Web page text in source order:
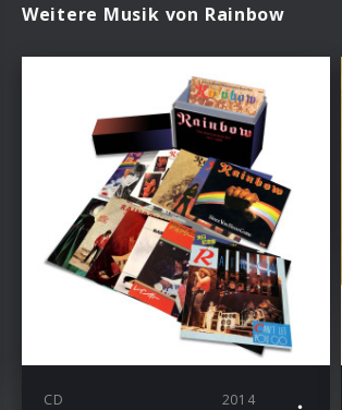
Weitere Musik von Rainbow
CD 2014